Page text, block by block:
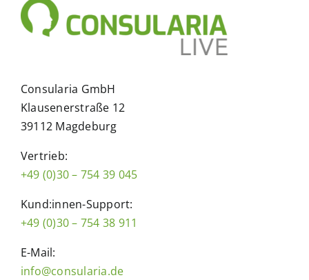
Consularia GmbH
Klausenerstraße 12
39112 Magdeburg
Vertrieb:
+49 (0)30 – 754 39 045
Kund:innen-Support:
+49 (0)30 – 754 38 911
E-Mail:
info@consularia.de